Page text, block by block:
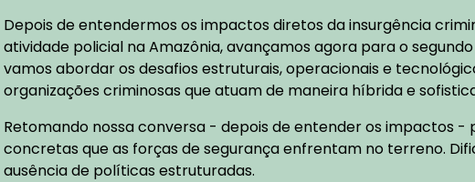
Depois de entendermos os impactos diretos da insurgência
atividade policial na Amazônia, avançamos agora para o
vamos abordar os desafios estruturais, operacionais e
organizações criminosas que atuam de maneira híbrida e
Retomando nossa conversa - depois de entender os impactos -
concretas que as forças de segurança enfrentam no terreno.
ausência de políticas estruturadas.